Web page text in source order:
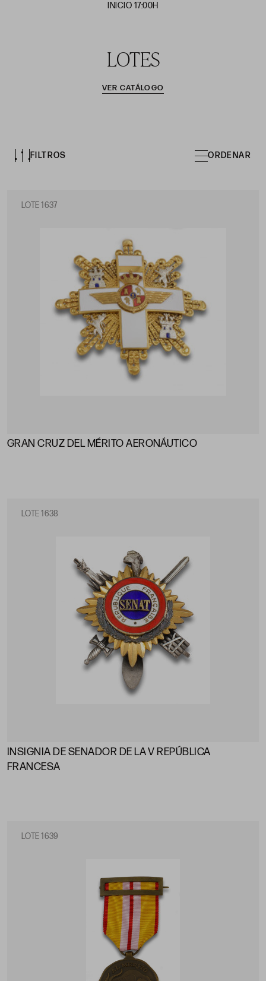
INICIO 17:00H
LOTES
VER CATÁLOGO
FILTROS ORDENAR
LOTE 1637
GRAN CRUZ DEL MÉRITO AERONÁUTICO
LOTE 1638
INSIGNIA DE SENADOR DE LA V REPÚBLICA
FRANCESA
LOTE 1639